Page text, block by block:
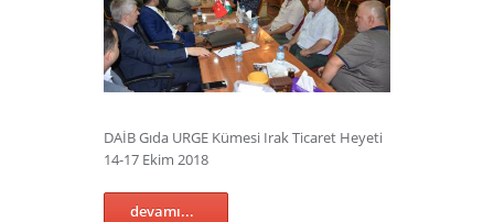
DAİB Gıda URGE Kümesi Irak Ticaret Heyeti
14-17 Ekim 2018
devamı...